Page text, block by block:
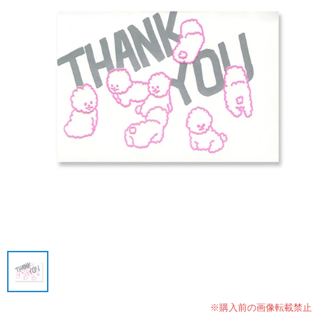
※購入前の画像転載禁止